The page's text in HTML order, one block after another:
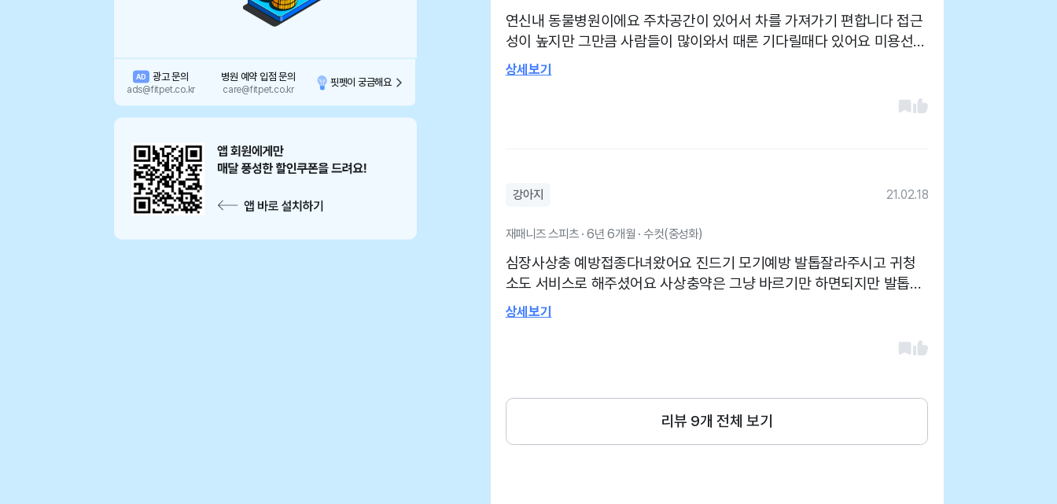
AD 광고 문의
ads@fitpet.co.kr
병원 예약 입점 문의
care@fitpet.co.kr
핏펫이 궁금해요
연신내 동물병원이에요 주차공간이 있어서 차를 가져가기 편합니다 접근
성이 높지만 그만큼 사람들이 많이와서 때론 기다릴때다 있어요 미용선생
님 의사선생님 각 한분씩 계신데 의사선생님은 안계실때가 종종 있어 시
상세보기
강아지 21.02.18
재패니즈 스피츠 · 6년 6개월 · 수컷(중성화)
심장사상충 예방접종다녀왔어요 진드기 모기예방 발톱잘라주시고 귀청
소도 서비스로 해주셨어요 사상충약은 그냥 바르기만 하면되지만 발톱때
문에 접종겸 자주옵니다 간호사분이 안계시고 원장선생님 혼자 계셔서 좀
상세보기
리뷰 9개 전체 보기